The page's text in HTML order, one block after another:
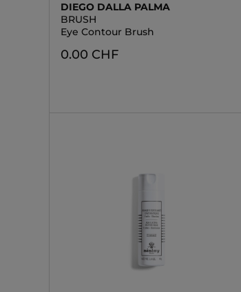
DIEGO DALLA PALMA
BRUSH
Eye Contour Brush
0.00 CHF